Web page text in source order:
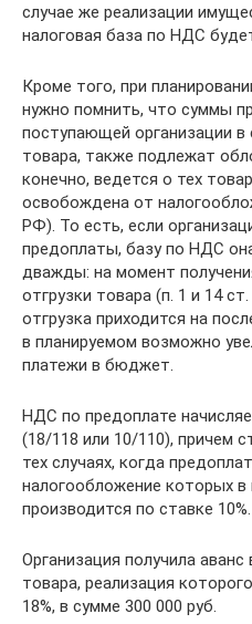
случае же реализации
налоговая база по НДС
Кроме того, при
нужно помнить, что суммы
поступающей организации
товара, также подлежат
конечно, ведется о тех
освобождена от
РФ). То есть, если
предоплаты, базу по НДС
дважды: на момент
отгрузки товара (п. 1 и 14
отгрузка приходится на
в планируемом возможно
платежи в бюджет.
НДС по предоплате
(18/118 или 10/110), причем
тех случаях, когда
налогообложение которых в
производится по ставке 10%.
Организация получила
товара, реализация
18%, в сумме 300 000 руб.